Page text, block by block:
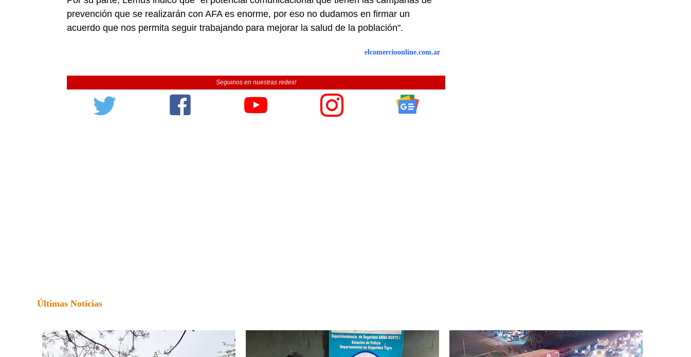
prevención que se realizarán con AFA es enorme, por eso no dudamos en firmar un
acuerdo que nos permita seguir trabajando para mejorar la salud de la población".
elcomercioonline.com.ar
Seguinos en nuestras redes!
Últimas Noticias